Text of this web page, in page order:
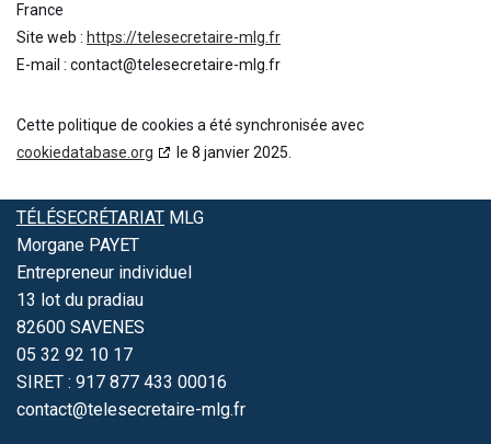
France
Site web : https://telesecretaire-mlg.fr
E-mail : contact@telesecretaire-mlg.fr
Cette politique de cookies a été synchronisée avec
cookiedatabase.org
le 8 janvier 2025.
TÉLÉSECRÉTARIAT MLG
Morgane PAYET
Entrepreneur individuel
13 lot du pradiau
82600 SAVENES
05 32 92 10 17
SIRET : 917 877 433 00016
contact@telesecretaire-mlg.fr